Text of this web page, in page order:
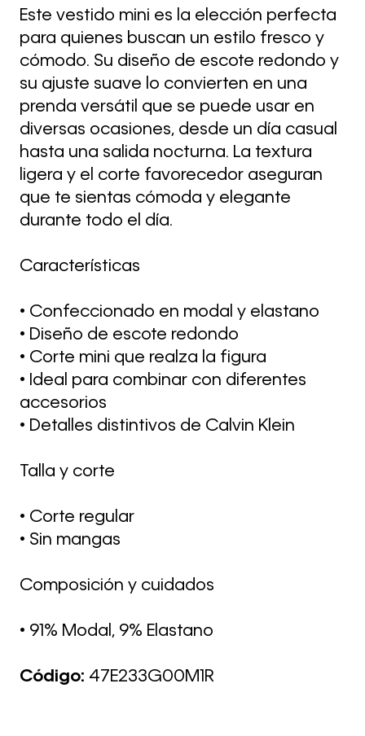
Este vestido mini es la elección perfecta
para quienes buscan un estilo fresco y
cómodo. Su diseño de escote redondo y
su ajuste suave lo convierten en una
prenda versátil que se puede usar en
diversas ocasiones, desde un día casual
hasta una salida nocturna. La textura
ligera y el corte favorecedor aseguran
que te sientas cómoda y elegante
durante todo el día.
Características
• Confeccionado en modal y elastano
• Diseño de escote redondo
• Corte mini que realza la figura
• Ideal para combinar con diferentes
accesorios
• Detalles distintivos de Calvin Klein
Talla y corte
• Corte regular
• Sin mangas
Composición y cuidados
• 91% Modal, 9% Elastano
Código: 47E233G00M1R